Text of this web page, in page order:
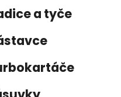
a tyče